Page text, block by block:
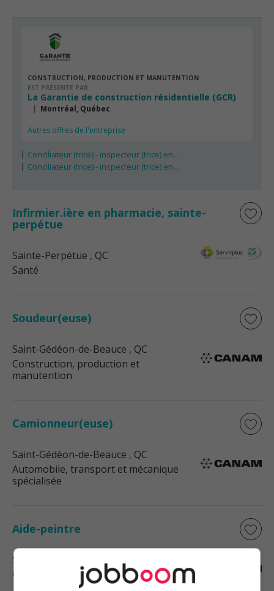
CONSTRUCTION, PRODUCTION ET MANUTENTION
EST PRÉSENTÉ PAR
La Garantie de construction résidentielle (GCR)
Montréal, Québec
Autres offres de l'entreprise
Conciliateur (trice) - inspecteur (trice) en...
Conciliateur (trice) - inspecteur (trice) en...
Infirmier.ière en pharmacie, sainte-
perpétue
Sainte-Perpétue , QC
Santé
Soudeur(euse)
Saint-Gédéon-de-Beauce , QC
Construction, production et
manutention
Camionneur(euse)
Saint-Gédéon-de-Beauce , QC
Automobile, transport et mécanique
spécialisée
Aide-peintre
Saint-Gédéon-de-Beauce
Construction, production et